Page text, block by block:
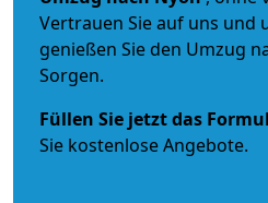
Vertrauen Sie auf uns und
genießen Sie den Umzug
Sorgen.
Füllen Sie jetzt das
Sie kostenlose Angebote.